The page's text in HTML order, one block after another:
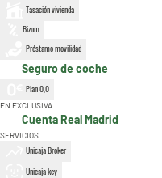
Tasación vivienda
Bizum
Préstamo movilidad
Seguro de coche
Plan 0,0
EN EXCLUSIVA
Cuenta Real Madrid
SERVICIOS
Unicaja Broker
Unicaja key